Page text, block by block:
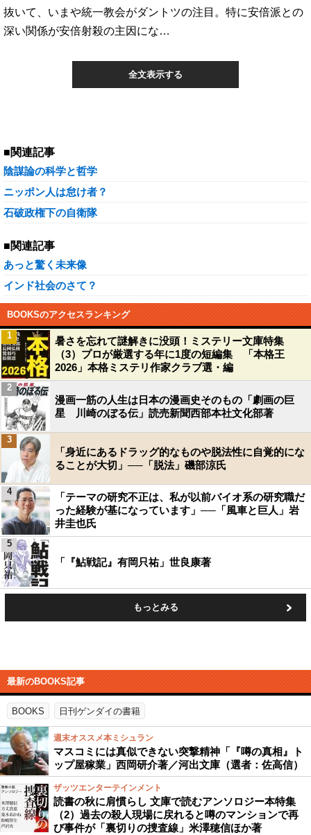
抜いて、いまや統一教会がダントツの注目。特に安倍派との
深い関係が安倍射殺の主因にな…
全文表示する
■関連記事
陰謀論の科学と哲学
ニッポン人は怠け者？
石破政権下の自衛隊
■関連記事
あっと驚く未来像
インド社会のさて？
BOOKSのアクセスランキング
暑さを忘れて謎解きに没頭！ミステリー文庫特集
（3）プロが厳選する年に1度の短編集 「本格王
2026」本格ミステリ作家クラブ選・編
1
漫画一筋の人生は日本の漫画史そのもの「劇画の巨
星 川崎のぼる伝」読売新聞西部本社文化部著
2
「身近にあるドラッグ的なものや脱法性に自覚的にな
ることが大切」──「脱法」磯部涼氏
3
「テーマの研究不正は、私が以前バイオ系の研究職だ
った経験が基になっています」──「風車と巨人」岩
井圭也氏
4
「『鮎戦記』有岡只祐」世良康著
5
もっとみる
最新のBOOKS記事
BOOKS 日刊ゲンダイの書籍
週末オススメ本ミシュラン
マスコミには真似できない突撃精神「『噂の真相』ト
ップ屋稼業」西岡研介著／河出文庫（選者：佐高信）
ザッツエンターテインメント
読書の秋に肩慣らし 文庫で読むアンソロジー本特集
（2）過去の殺人現場に戻れると噂のマンションで再
び事件が「裏切りの捜査線」米澤穂信ほか著